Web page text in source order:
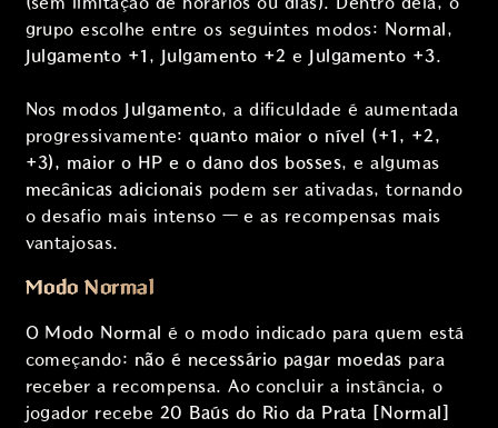
grupo escolhe entre os seguintes modos: Normal ,
Julgamento +1 , Julgamento +2 e Julgamento +3.
Nos modos Julgamento, a dificuldade é aumentada
progressivamente:quanto maior o nível (+1, +2,
+3), maior o HP e o dano dos bosses, e algumas
mecânicas adicionais podem ser ativadas, tornando
o desafio mais intenso — e as recompensas mais
vantajosas.
Modo Normal
O Modo Normal é o modo indicado para quem está
começando: não é necessário pagar moedas para
receber a recompensa. Ao concluir a instância, o
jogador recebe 20 Baús do Rio da Prata [Normal]